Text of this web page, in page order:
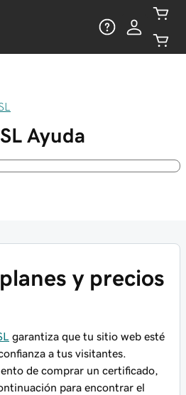
Ayuda
y precios
garantiza que tu sitio web esté
a tus visitantes.
de comprar un certificado,
para encontrar el